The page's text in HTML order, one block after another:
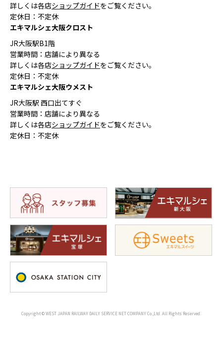
詳しくは各店ショップガイドをご覧ください。
定休日：不定休
エキマルシェ大阪クロスト
JR大阪駅B1階
営業時間：店舗により異なる
詳しくは各店ショップガイドをご覧ください。
定休日：不定休
エキマルシェ大阪ウメスト
JR大阪駅 西口出てすぐ
営業時間：店舗により異なる
詳しくは各店ショップガイドをご覧ください。
定休日：不定休
Copyright © WEST JAPAN RAILWAY DAILY SERVICE NET COMPANY Co.,Ltd. All Rights Reserved.